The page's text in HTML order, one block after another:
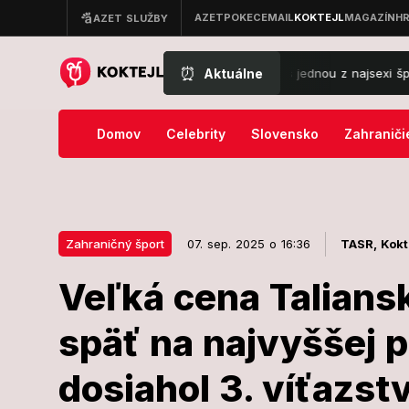
⏰ Aktuálne
Sagan pristihnutý v Paríži s jednou z najsexi športovkýň!
Domov Celebrity Slovensko
Zahraničný šport 07. sep. 2025 o 16:36 TASR,
Veľká cena
späť na najvyššej
dosiahol 3.
Zahraničný šport
Veľká cena